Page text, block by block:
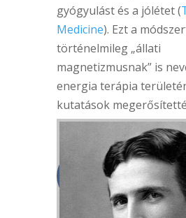
gyógyulást és a jólétet (
Medicine). Ezt a
történelmileg „állati
magnetizmusnak” is
energia terápia
kutatások
Vedd fel